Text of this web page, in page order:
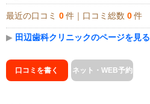
最近の口コミ 0 件｜口コミ総数 0 件
▶ 田辺歯科クリニックのページを見る
口コミを書く ネット・WEB予約